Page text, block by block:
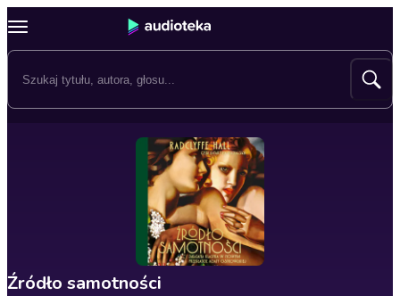
Źródło samotności